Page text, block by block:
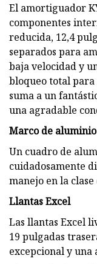
El amortiguador
componentes
reducida, 12,4
separados para
baja velocidad y
bloqueo total para
suma a un
una agradable
Marco de aluminio
Un cuadro de
cuidadosamente
manejo en la clase
Llantas Excel
Las llantas Excel
19 pulgadas
excepcional y